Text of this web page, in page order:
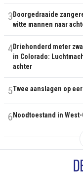
3 Doorgedraaide
witte mannen naar
4Driehonderd meter
in Colorado:
achter
5Twee aanslagen op
6 Noodtoestand in